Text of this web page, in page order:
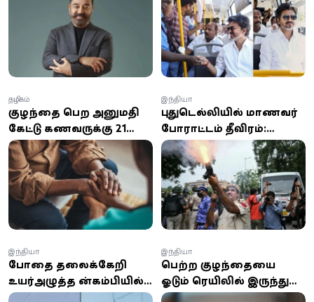
இருக்கணுமா? - சினிமா
துறையினரிடம் கமல்
கேள்வி!
அமைச்சர் சொன்ன
தகவல்!
குழந்தை பெற அனுமதி
கேட்டு கணவருக்கு 21
நாள் பரோல் கோரிய
பெண்.. நீதிமன்றம்
அதிரடி உத்தரவு
தமிழகம்
புதுடெல்லியில் மாணவர்
போராட்டம் தீவிரம்:
நாடாளுமன்றம் நோக்கி
பேரணி சென்றவர்கள்
மீது பொலிஸார் தடியடி
இந்தியா
போதை தலைக்கேறி
உயர்அழுத்த மின்கம்பியில்
ஏறி படுத்த வாலிபர்;
இந்தியா
பெற்ற குழந்தையை
ஓடும் ரெயிலில் இருந்து
தூக்கி வீசிய கொடூரம்:
இந்தியா